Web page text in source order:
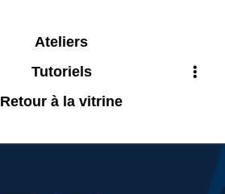
Ateliers
Tutoriels
Retour à la vitrine